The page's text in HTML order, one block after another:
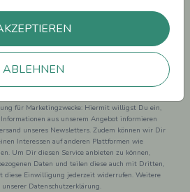
ABLEHNEN
Newsletter an und bleibe auf dem
für Marketingzwecke: Hiermit willigst Du ein,
aus unserem Angebot informieren
unseres Newsletters. Zudem können wir Dir
Interessen auf anderen Plattformen wie
Um Dir diesen Service anbieten zu können,
Daten und teilen diese auch mit Dritten,
diese Einwilligung jederzeit widerrufen. Weitere
Datenschutzerklärung.